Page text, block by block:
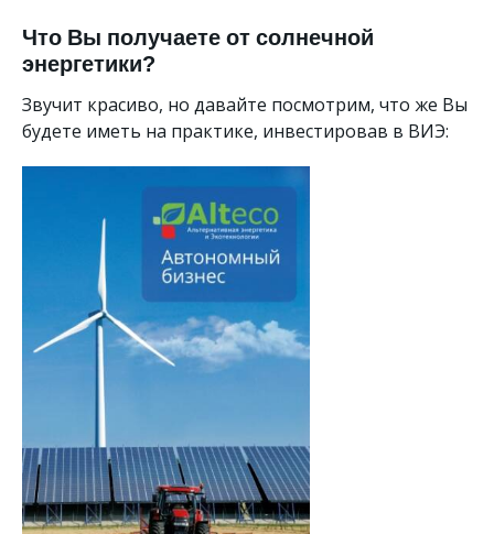
Что Вы получаете от солнечной
энергетики?
Звучит красиво, но давайте посмотрим, что же Вы
будете иметь на практике, инвестировав в ВИЭ: